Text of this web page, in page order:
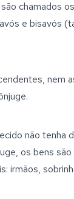
chamados
e bisavós
nem
não tenha
os bens
irmãos,